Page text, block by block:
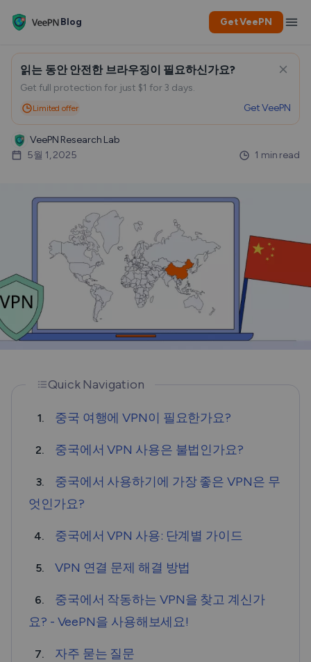
Blog Get VeePN
중국 여행을 위한 최고의 VPN
VeePN Research Lab
5월 1, 2025
1 min read
Quick Navigation
1. 중국 여행에 VPN이 필요한가요?
2. 중국에서 VPN 사용은 불법인가요?
3.
중국에서 사용하기에 가장 좋은 VPN은 무
엇인가요?
4. 중국에서 VPN 사용: 단계별 가이드
5. VPN 연결 문제 해결 방법
6.
중국에서 작동하는 VPN을 찾고 계신가
요? - VeePN을 사용해보세요!
7. 자주 묻는 질문
읽는 동안 안전한 브라우징이 필요하신가요?
Get full protection for just $1 for 3 days.
Limited offer Get VeePN